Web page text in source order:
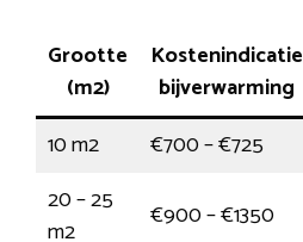
Grootte
(m2)
Kostenindicatie
bijverwarming
10 m2
€700 – €725
20 – 25
m2
€900 – €1350